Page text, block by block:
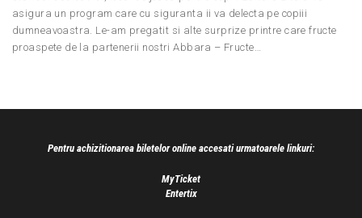
asigura un program care cu siguranta ii va delecta pe copiii
dumneavoastra. Le-am pregatit si alte surprize printre care fructe
proaspete de la partenerii nostri Abbara – Fructe…
Pentru achizitionarea biletelor online accesati urmatoarele linkuri:
MyTicket
Entertix